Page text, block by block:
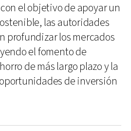
el objetivo de apoyar un
las autoridades
profundizar los mercados
el fomento de
de más largo plazo y la
de inversión